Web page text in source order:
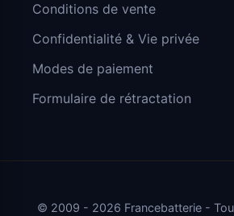
Conditions de vente
Confidentialité & Vie privée
Modes de paiement
Formulaire de rétractation
© 2009 - 2026 Francebatterie -